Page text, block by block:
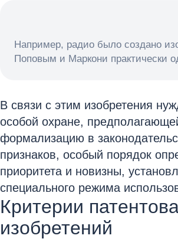
Например, радио было создано
Поповым и Маркони практически
В связи с этим изобретения
особой охране,
формализацию в
признаков, особый порядок
приоритета и новизны,
специального режима
Критерии
изобретений